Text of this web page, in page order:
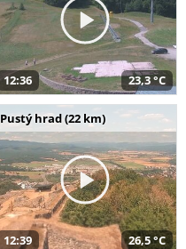
12:36 23,3 °C
Pustý hrad (22 km)
12:39 26,5 °C